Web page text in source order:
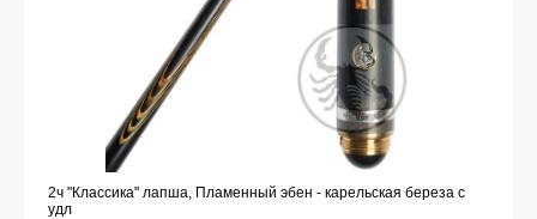
2ч "Классика" лапша, Пламенный эбен - карельская береза с
удл